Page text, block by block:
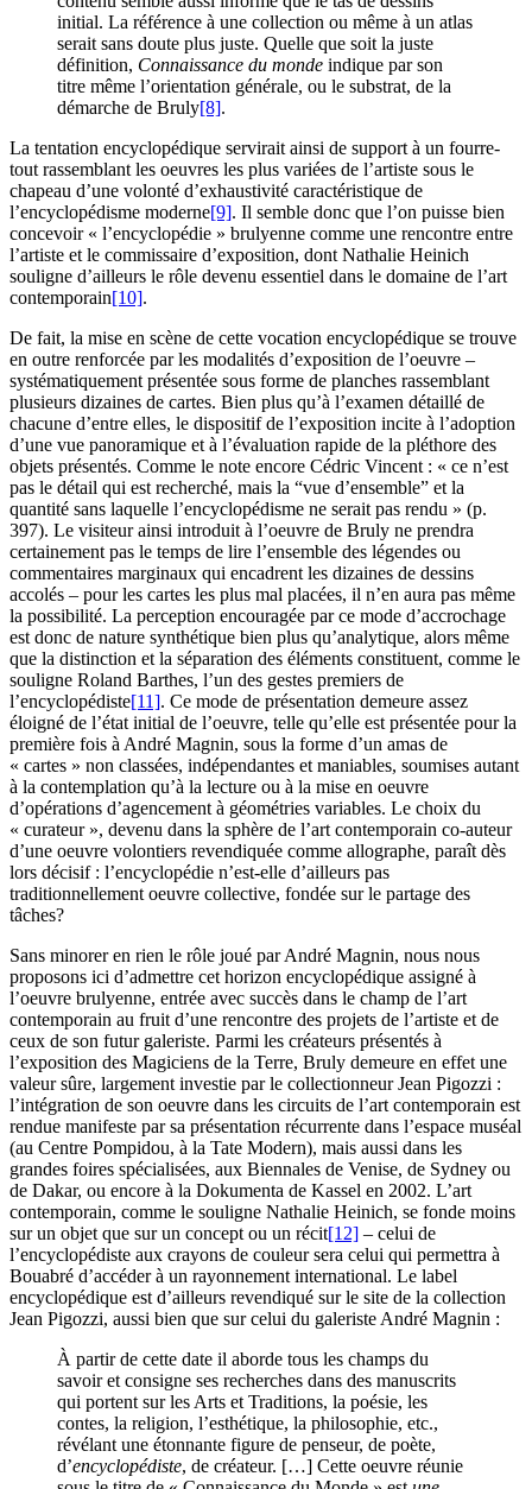
initial. La référence à une collection ou même à un atlas
serait sans doute plus juste. Quelle que soit la juste
définition, Connaissance du monde indique par son
titre même l’orientation générale, ou le substrat, de la
démarche de Bruly[8].
La tentation encyclopédique servirait ainsi de support à un fourre-
tout rassemblant les oeuvres les plus variées de l’artiste sous le
chapeau d’une volonté d’exhaustivité caractéristique de
l’encyclopédisme moderne[9]. Il semble donc que l’on puisse bien
concevoir « l’encyclopédie » brulyenne comme une rencontre entre
l’artiste et le commissaire d’exposition, dont Nathalie Heinich
souligne d’ailleurs le rôle devenu essentiel dans le domaine de l’art
contemporain[10].
De fait, la mise en scène de cette vocation encyclopédique se trouve
en outre renforcée par les modalités d’exposition de l’oeuvre –
systématiquement présentée sous forme de planches rassemblant
plusieurs dizaines de cartes. Bien plus qu’à l’examen détaillé de
chacune d’entre elles, le dispositif de l’exposition incite à l’adoption
d’une vue panoramique et à l’évaluation rapide de la pléthore des
objets présentés. Comme le note encore Cédric Vincent : « ce n’est
pas le détail qui est recherché, mais la “vue d’ensemble” et la
quantité sans laquelle l’encyclopédisme ne serait pas rendu » (p.
397). Le visiteur ainsi introduit à l’oeuvre de Bruly ne prendra
certainement pas le temps de lire l’ensemble des légendes ou
commentaires marginaux qui encadrent les dizaines de dessins
accolés – pour les cartes les plus mal placées, il n’en aura pas même
la possibilité. La perception encouragée par ce mode d’accrochage
est donc de nature synthétique bien plus qu’analytique, alors même
que la distinction et la séparation des éléments constituent, comme le
souligne Roland Barthes, l’un des gestes premiers de
l’encyclopédiste[11]. Ce mode de présentation demeure assez
éloigné de l’état initial de l’oeuvre, telle qu’elle est présentée pour la
première fois à André Magnin, sous la forme d’un amas de
« cartes » non classées, indépendantes et maniables, soumises autant
à la contemplation qu’à la lecture ou à la mise en oeuvre
d’opérations d’agencement à géométries variables. Le choix du
« curateur », devenu dans la sphère de l’art contemporain co-auteur
d’une oeuvre volontiers revendiquée comme allographe, paraît dès
lors décisif : l’encyclopédie n’est-elle d’ailleurs pas
traditionnellement oeuvre collective, fondée sur le partage des
tâches?
Sans minorer en rien le rôle joué par André Magnin, nous nous
proposons ici d’admettre cet horizon encyclopédique assigné à
l’oeuvre brulyenne, entrée avec succès dans le champ de l’art
contemporain au fruit d’une rencontre des projets de l’artiste et de
ceux de son futur galeriste. Parmi les créateurs présentés à
l’exposition des Magiciens de la Terre, Bruly demeure en effet une
valeur sûre, largement investie par le collectionneur Jean Pigozzi :
l’intégration de son oeuvre dans les circuits de l’art contemporain est
rendue manifeste par sa présentation récurrente dans l’espace muséal
(au Centre Pompidou, à la Tate Modern), mais aussi dans les
grandes foires spécialisées, aux Biennales de Venise, de Sydney ou
de Dakar, ou encore à la Dokumenta de Kassel en 2002. L’art
contemporain, comme le souligne Nathalie Heinich, se fonde moins
sur un objet que sur un concept ou un récit[12] – celui de
l’encyclopédiste aux crayons de couleur sera celui qui permettra à
Bouabré d’accéder à un rayonnement international. Le label
encyclopédique est d’ailleurs revendiqué sur le site de la collection
Jean Pigozzi, aussi bien que sur celui du galeriste André Magnin :
À partir de cette date il aborde tous les champs du
savoir et consigne ses recherches dans des manuscrits
qui portent sur les Arts et Traditions, la poésie, les
contes, la religion, l’esthétique, la philosophie, etc.,
révélant une étonnante figure de penseur, de poète,
d’encyclopédiste, de créateur. […] Cette oeuvre réunie